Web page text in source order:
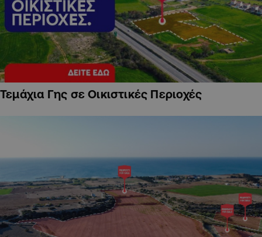
Τεμάχια Γης σε Οικιστικές Περιοχές